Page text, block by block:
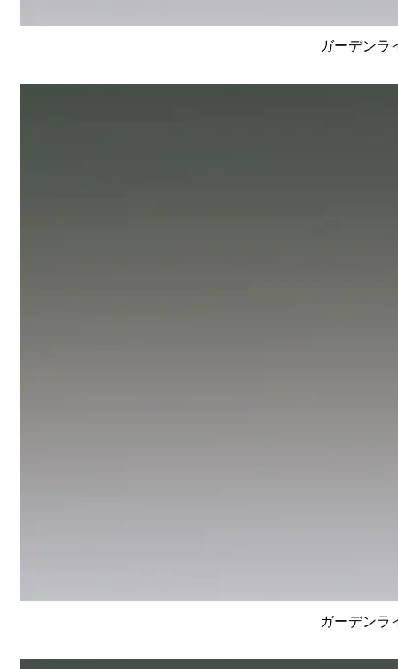
ガーデンラ
ガーデンラ